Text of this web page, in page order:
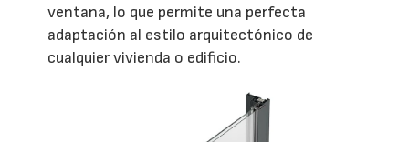
ventana, lo que permite una perfecta
adaptación al estilo arquitectónico de
cualquier vivienda o edificio.